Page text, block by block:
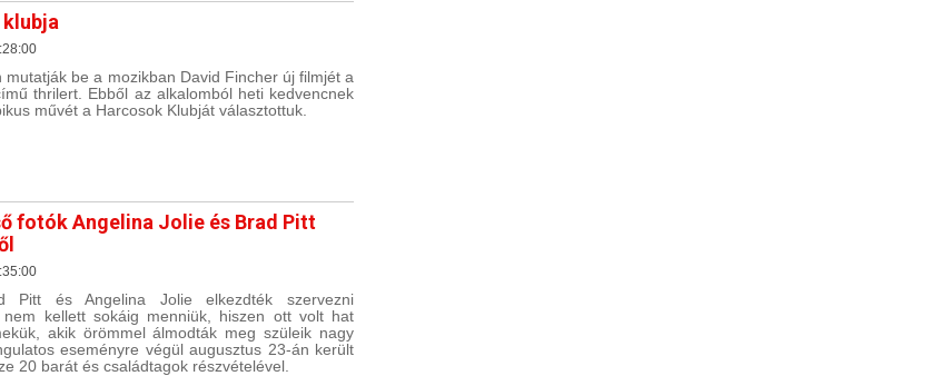
mutatják be a mozikban David Fincher új filmjét a
thrilert. Ebből az alkalomból heti kedvencnek
művét a Harcosok Klubját választottuk.
fotók Angelina Jolie és Brad Pitt
Pitt és Angelina Jolie elkezdték szervezni
nem kellett sokáig menniük, hiszen ott volt hat
akik örömmel álmodták meg szüleik nagy
eseményre végül augusztus 23-án került
20 barát és családtagok részvételével.